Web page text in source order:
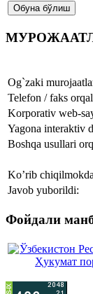
Og`zaki
Telefon / faks
Korporativ web-
Yagona interaktiv
Boshqa usullari
Ko’rib
Javob yuborildi:
Фойдали